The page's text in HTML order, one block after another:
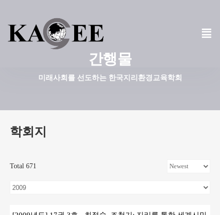
콘
텐
기
간행물
미래사회를 선도하는 한국지리환경교육학회
학회지
Total 671